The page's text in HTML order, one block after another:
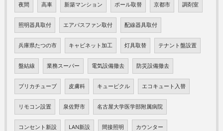
夜間 高車 新築マンション ポール取替 京都市 調剤室
照明器具取付 エアパスファン取付 配線器具取付
兵庫県たつの市 キャビネット加工 灯具取替 テナント盤設置
盤結線 業務スーパー 電気設備撤去 防災設備撤去
プリカチューブ 皮膚科 キューピクル エコキュート入替
リモコン設置 泉佐野市 名古屋大学医学部附属病院
コンセント新設 LAN新設 間接照明 カウンター